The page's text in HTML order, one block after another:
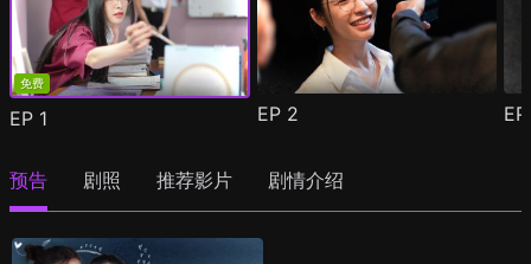
免费
EP 1 EP 2
预告 剧照 推荐影片 剧情介绍